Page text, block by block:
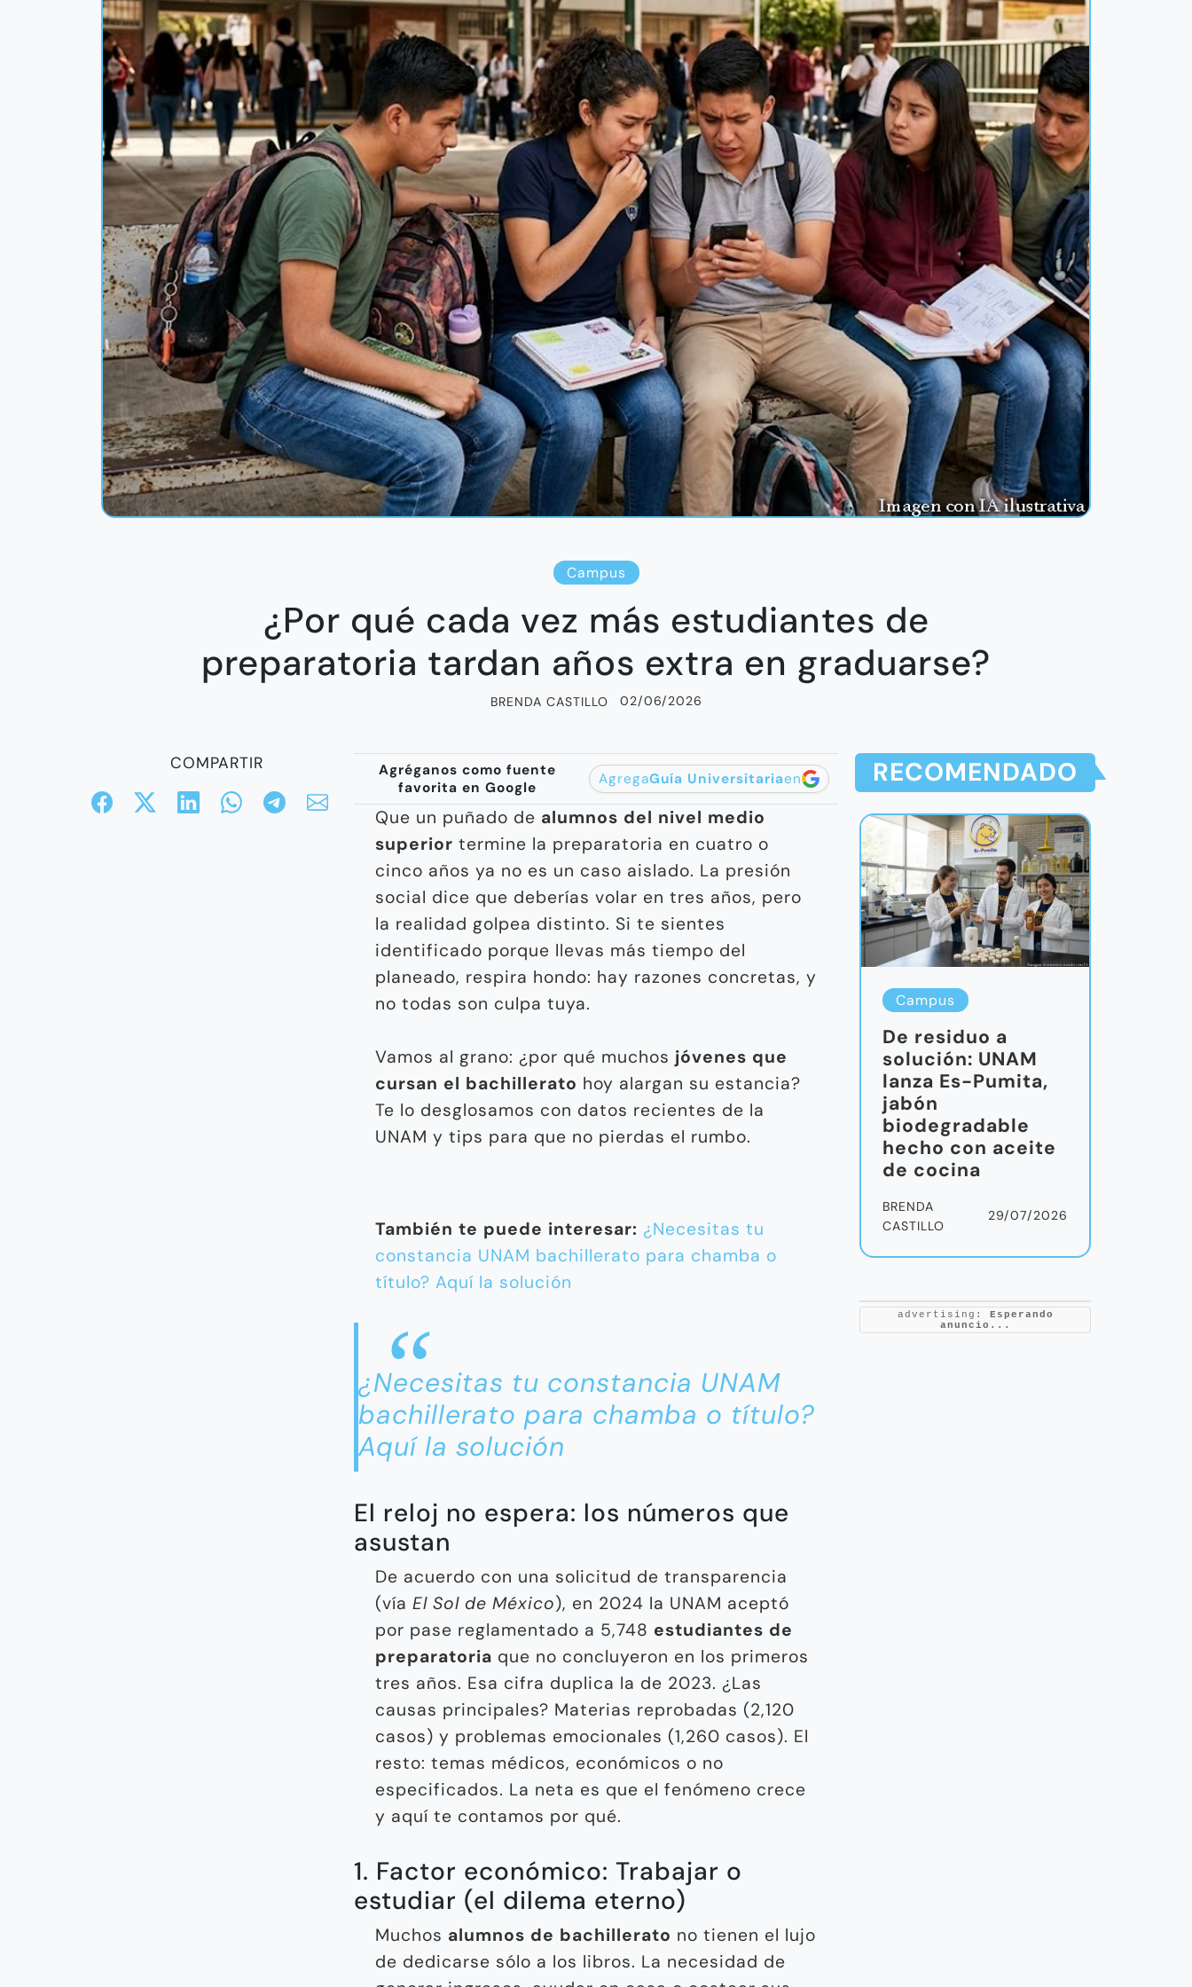
Campus
¿Por qué cada vez más estudiantes de
preparatoria tardan años extra en graduarse?
BRENDA CASTILLO 02/06/2026
COMPARTIR
Agréganos como fuente
favorita en Google
AgregaGuía Universitariaen
Que un puñado de alumnos del nivel medio
superior termine la preparatoria en cuatro o
cinco años ya no es un caso aislado. La presión
social dice que deberías volar en tres años, pero
la realidad golpea distinto. Si te sientes
identificado porque llevas más tiempo del
planeado, respira hondo: hay razones concretas, y
no todas son culpa tuya.
Vamos al grano: ¿por qué muchos jóvenes que
cursan el bachillerato hoy alargan su estancia?
Te lo desglosamos con datos recientes de la
UNAM y tips para que no pierdas el rumbo.
También te puede interesar: ¿Necesitas tu
constancia UNAM bachillerato para chamba o
título? Aquí la solución
¿Necesitas tu constancia UNAM
bachillerato para chamba o título?
Aquí la solución
El reloj no espera: los números que
asustan
De acuerdo con una solicitud de transparencia
(vía El Sol de México), en 2024 la UNAM aceptó
por pase reglamentado a 5,748 estudiantes de
preparatoria que no concluyeron en los primeros
tres años. Esa cifra duplica la de 2023. ¿Las
causas principales? Materias reprobadas (2,120
casos) y problemas emocionales (1,260 casos). El
resto: temas médicos, económicos o no
especificados. La neta es que el fenómeno crece
y aquí te contamos por qué.
1. Factor económico: Trabajar o
estudiar (el dilema eterno)
Muchos alumnos de bachillerato no tienen el lujo
de dedicarse sólo a los libros. La necesidad de
RECOMENDADO
Campus
De residuo a
solución: UNAM
lanza Es-Pumita,
jabón
biodegradable
hecho con aceite
de cocina
BRENDA
CASTILLO
29/07/2026
advertising:
Esperando
anuncio...